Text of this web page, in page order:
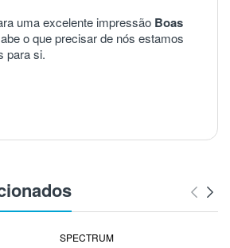
uma excelente impressão Boas
o que precisar de nós estamos
para si.
SPECTRUM